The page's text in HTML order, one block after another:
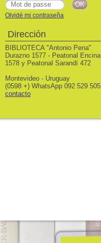
Olvidé mi contraseña
Dirección
BIBLIOTECA "Antonio Pena"
Durazno 1577 - Peatonal Encina
1578 y Peatonal Sarandí 472
Montevideo - Uruguay
(0598 +) WhatsApp 092 529 505
contacto